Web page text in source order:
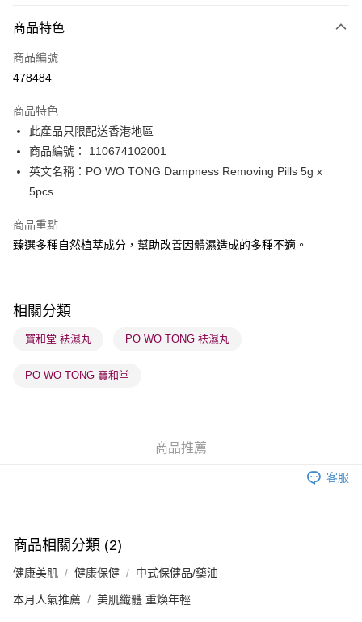
信用卡
Apple Pay
PayMe
WeChat Pay
BoC Pay
送貨方式
順豐自助櫃 - 確認發貨後1-3個工作天送達
順豐站及營業點 - 確認發貨後1-3個工作天送達
物流公司進行物流配送
取。逾期會取消訂單，並不會安排重寄
商品特色
商品編號
478484
商品特色
此產品只限配送香港地區
商品編號： 110674102001
英文名稱：PO WO TONG Dampness Removing Pills 5g x
5pcs
商品重點
臻選多種自然植萃成分，幫助改善因體濕造成的多種不適。
相關分類
寶和堂 袪濕丸 PO WO TONG 袪濕丸
PO WO TONG 寶和堂
商品推薦
客服
商品相關分類 (2)
健康美肌 健康保健 中式保健品/藥油
本月人氣推薦 美肌纖體 重煥年輕